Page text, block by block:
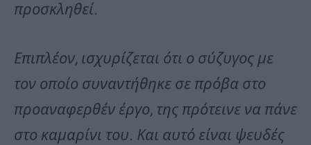
προσκληθεί.
Επιπλέον, ισχυρίζεται ότι ο σύζυγος με
τον οποίο συναντήθηκε σε πρόβα στο
προαναφερθέν έργο, της πρότεινε να πάνε
στο καμαρίνι του. Και αυτό είναι ψευδές